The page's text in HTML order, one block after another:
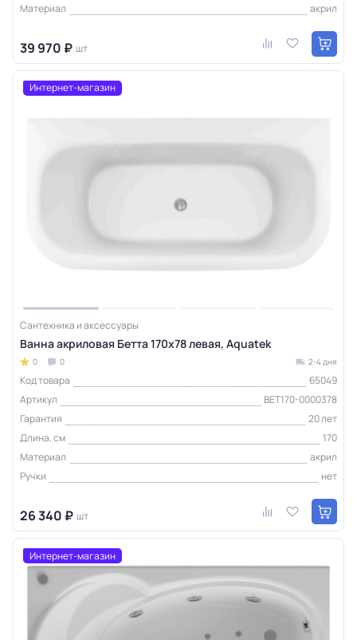
Материал
акрил
39 970 ₽ шт
Интернет-магазин
Сантехника и аксессуары
Ванна акриловая Бетта 170х78 левая, Aquatek
0 0 2-4 дня
Код товара
65049
Артикул
BET170-0000378
Гарантия
20 лет
Длина, см
170
Материал
акрил
Ручки
нет
26 340 ₽ шт
Интернет-магазин